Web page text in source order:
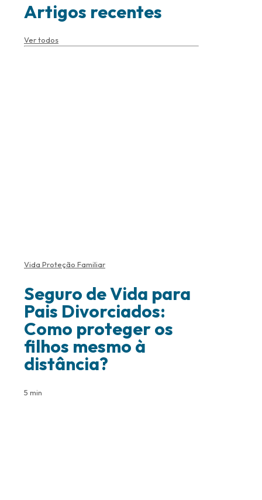
Artigos recentes
Ver todos
Vida Proteção Familiar
Seguro de Vida para
Pais Divorciados:
Como proteger os
filhos mesmo à
distância?
5 min